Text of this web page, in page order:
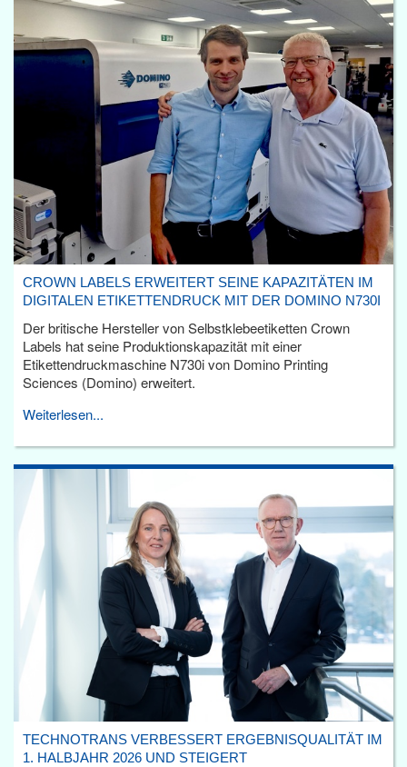
CROWN LABELS ERWEITERT SEINE KAPAZITÄTEN IM
DIGITALEN ETIKETTENDRUCK MIT DER DOMINO N730I
Der britische Hersteller von Selbstklebeetiketten Crown
Labels hat seine Produktionskapazität mit einer
Etikettendruckmaschine N730i von Domino Printing
Sciences (Domino) erweitert.
Weiterlesen...
TECHNOTRANS VERBESSERT ERGEBNISQUALITÄT IM
1. HALBJAHR 2026 UND STEIGERT